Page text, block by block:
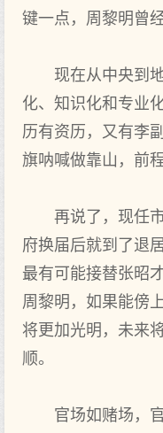
键一点，周黎明曾
现在从中央到地
化、知识化和专业
历有资历，又有李
旗呐喊做靠山，前
再说了，现任市
府换届后就到了退
最有可能接替张昭
周黎明，如果能傍
将更加光明，未来
顺。
官场如赌场，官